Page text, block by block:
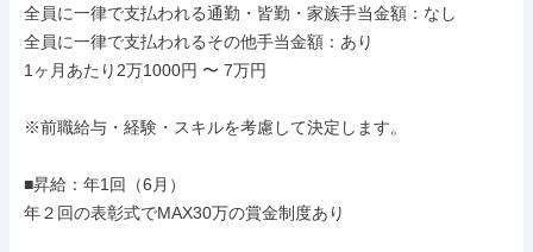
全員に一律で支払われる通勤・皆勤・家族手当金額：なし
全員に一律で支払われるその他手当金額：あり
1ヶ月あたり2万1000円 〜 7万円
※前職給与・経験・スキルを考慮して決定します。
■昇給：年1回（6月）
年２回の表彰式でMAX30万の賞金制度あり